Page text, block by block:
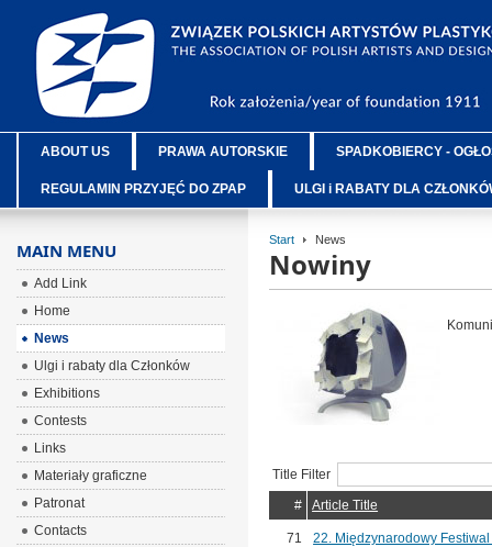
ABOUT US PRAWA AUTORSKIE SPADKOBIERCY -
REGULAMIN PRZYJĘĆ DO ZPAP ULGI i RABATY DLA
Start News
Nowiny
Title Filter
#
Article Title
71 22. Międzynarodowy
MAIN MENU
Add Link
Home
News
Ulgi i rabaty dla Członków
Exhibitions
Contests
Links
Materiały graficzne
Patronat
Contacts